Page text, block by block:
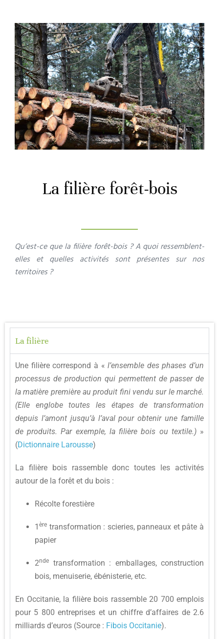
La filière forêt-bois
Qu’est-ce que la filière forêt-bois ? A quoi ressemblent-
elles et quelles activités sont présentes sur nos
territoires ?
La filière
Une filière correspond à «l’ensemble des phases d’un
processus de production qui permettent de passer de
la matière première au produit fini vendu sur le marché.
(Elle englobe toutes les étapes de transformation
depuis l’amont jusqu’à l’aval pour obtenir une famille
de produits. Par exemple, la filière bois ou textile.)»
(Dictionnaire Larousse)
La filière bois rassemble donc toutes les activités
autour de la forêt et du bois :
Récolte forestière
1 ère transformation : scieries, panneaux et pâte à
papier
2nde
transformation : emballages, construction
bois, menuiserie, ébénisterie, etc.
En Occitanie, la filière bois rassemble 20 700 emplois
pour 5 800 entreprises et un chiffre d’affaires de 2.6
milliards d’euros (Source : Fibois Occitanie).